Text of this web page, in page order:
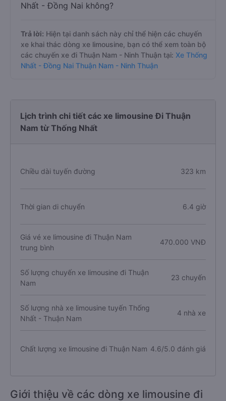
Nhất - Đồng Nai không?
Trả lời: Hiện tại danh sách này chỉ thể hiện các chuyến
xe khai thác dòng xe limousine, bạn có thể xem toàn bộ
các chuyến xe đi Thuận Nam - Ninh Thuận tại: Xe Thống
Nhất - Đồng Nai Thuận Nam - Ninh Thuận
Lịch trình chi tiết các xe limousine Đi Thuận
Nam từ Thống Nhất
Chiều dài tuyến đường 323 km
Thời gian di chuyển 6.4 giờ
Giá vé xe limousine đi Thuận Nam
trung bình
470.000 VNĐ
Số lượng chuyến xe limousine đi Thuận
Nam
23 chuyến
Số lượng nhà xe limousine tuyến Thống
Nhất - Thuận Nam
4 nhà xe
Chất lượng xe limousine đi Thuận Nam 4.6/5.0 đánh giá
Giới thiệu về các dòng xe limousine đi